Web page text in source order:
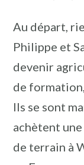
Au départ,
Philippe et
devenir
de
Ils se sont
achètent une
de terrain à